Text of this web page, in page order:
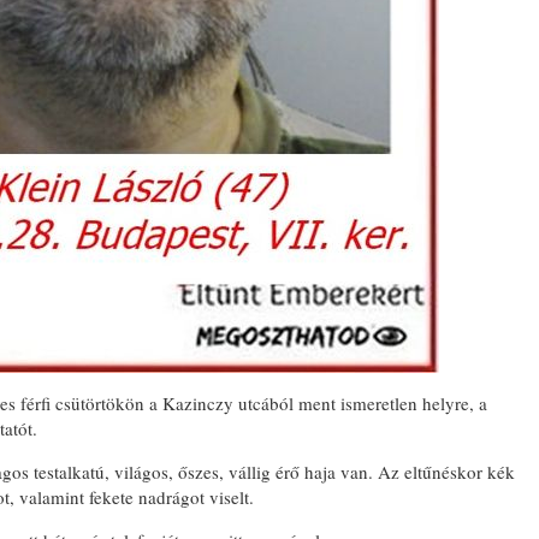
férfi csütörtökön a Kazinczy utcából ment ismeretlen helyre, a
testalkatú, világos, őszes, vállig érő haja van. Az eltűnéskor kék
valamint fekete nadrágot viselt.